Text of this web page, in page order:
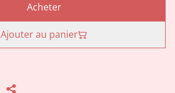
Acheter
Ajouter au panier